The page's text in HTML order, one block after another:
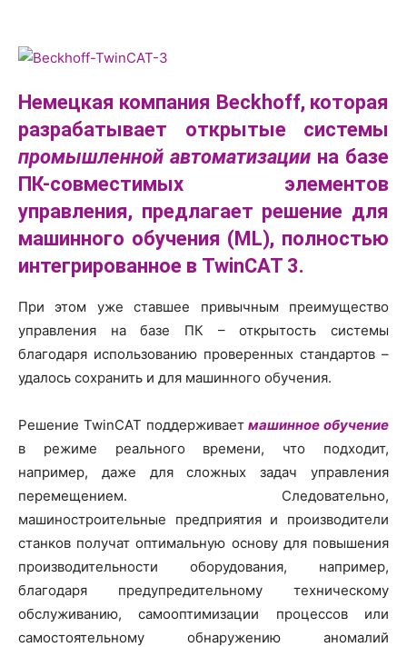
Немецкая компания Beckhoff, которая
разрабатывает открытые системы
промышленной автоматизации на базе
ПК-совместимых элементов
управления, предлагает решение для
машинного обучения (ML), полностью
интегрированное в TwinCAT 3.
При этом уже ставшее привычным преимущество
управления на базе ПК – открытость системы
благодаря использованию проверенных стандартов –
удалось сохранить и для машинного обучения.
Решение TwinCAT поддерживаетмашинное обучение
в режиме реального времени, что подходит,
например, даже для сложных задач управления
перемещением. Следовательно,
машиностроительные предприятия и производители
станков получат оптимальную основу для повышения
производительности оборудования, например,
благодаря предупредительному техническому
обслуживанию, самооптимизации процессов или
самостоятельному обнаружению аномалий